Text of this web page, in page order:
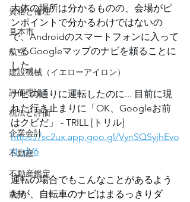
資格と倫理
見本市
航空
建設機械（イエローアイロン）
評価理論
税法と評価
企業会計
不動産
不動産鑑定
森林
大体の場所は分かるものの、会場がピ
ンポイントで分かるわけではないの
で、Androidのスマートフォンに入って
いるGoogleマップのナビを頼ることに
した。
ナビの通りに運転したのに... 目前に現
れた行き止まりに「OK、Googleお前
はクビだ」 - TRILL [トリル]
https://sc2ux.app.goo.gl/VynSQSyjhEvo
4HdV6
運転の場合でもこんなことがあるよう
だが、自転車のナビはまるっきりダ